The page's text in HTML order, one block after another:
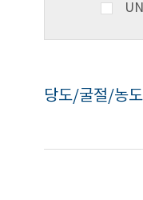
당도/굴절/농